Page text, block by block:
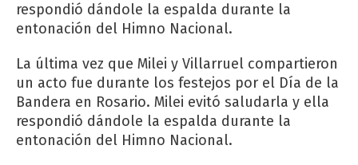
respondió dándole la espalda durante la
entonación del Himno Nacional.
La última vez que Milei y Villarruel compartieron
un acto fue durante los festejos por el Día de la
Bandera en Rosario. Milei evitó saludarla y ella
respondió dándole la espalda durante la
entonación del Himno Nacional.